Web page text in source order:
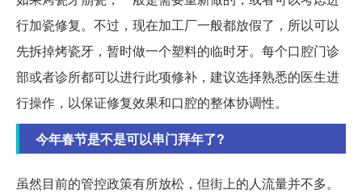
行加瓷修复。不过，现在加工厂一般都放假了，所以可以
先拆掉烤瓷牙，暂时做一个塑料的临时牙。每个口腔门诊
部或者诊所都可以进行此项修补，建议选择熟悉的医生进
行操作，以保证修复效果和口腔的整体协调性。
今年春节是不是可以串门拜年了?
虽然目前的管控政策有所放松，但街上的人流量并不多。